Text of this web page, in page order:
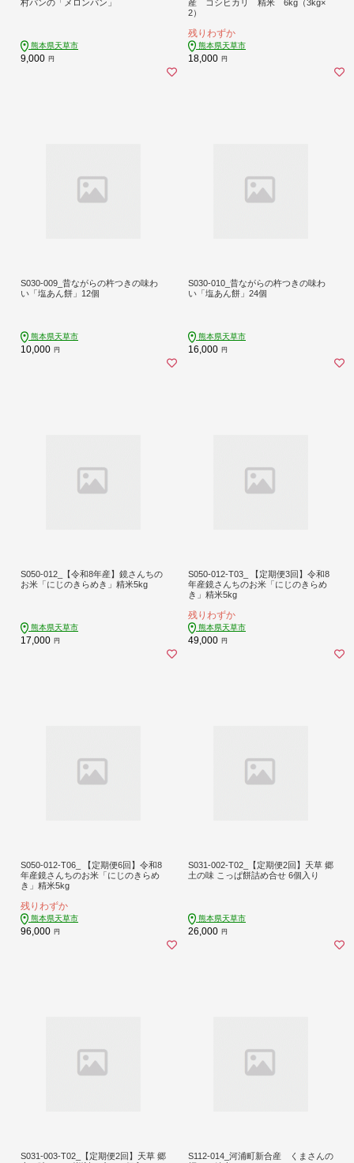
村パンの「メロンパン」
熊本県天草市
9,000 円
産 コシヒカリ 精米 6kg（3kg×
2）
残りわずか
熊本県天草市
18,000 円
S030-009_昔ながらの杵つきの味わ
い「塩あん餅」12個
熊本県天草市
10,000 円
S030-010_昔ながらの杵つきの味わ
い「塩あん餅」24個
熊本県天草市
16,000 円
S050-012_【令和8年産】鏡さんちの
お米「にじのきらめき」精米5kg
熊本県天草市
17,000 円
S050-012-T03_ 【定期便3回】令和8
年産鏡さんちのお米「にじのきらめ
き」精米5kg
残りわずか
熊本県天草市
49,000 円
S050-012-T06_ 【定期便6回】令和8
年産鏡さんちのお米「にじのきらめ
き」精米5kg
残りわずか
熊本県天草市
96,000 円
S031-002-T02_【定期便2回】天草 郷
土の味 こっぱ餅詰め合せ 6個入り
熊本県天草市
26,000 円
S031-003-T02_【定期便2回】天草 郷
S112-014_河浦町新合産 くまさんの